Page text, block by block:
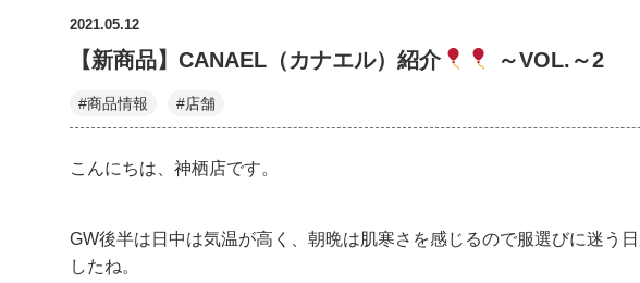
2021.05.12
【新商品】CANAEL（カナエル）紹介 ～VOL.～2
#商品情報 #店舗
こんにちは、神栖店です。
GW後半は日中は気温が高く、朝晩は肌寒さを感じるので服選びに迷う
したね。